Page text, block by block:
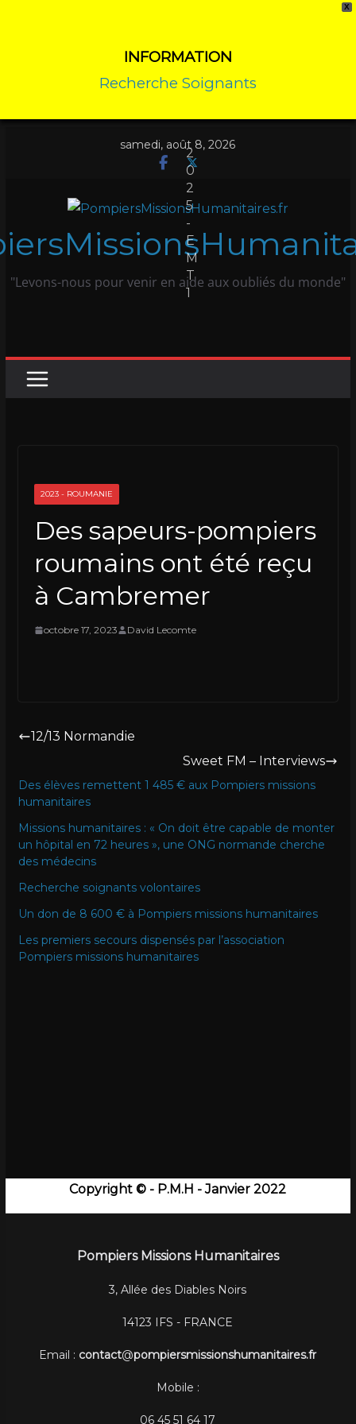
X
INFORMATION
Recherche Soignants
samedi, août 8, 2026
"Levons-nous pour venir en aide aux oubliés du monde"
2
0
2
5
-
E
M
T
1
2023 - ROUMANIE
Des sapeurs-pompiers
roumains ont été reçu
à Cambremer
octobre 17, 2023 David Lecomte
12/13 Normandie
Sweet FM – Interviews
Des élèves remettent 1 485 € aux Pompiers missions
humanitaires
Missions humanitaires : « On doit être capable de monter
un hôpital en 72 heures », une ONG normande cherche
des médecins
Recherche soignants volontaires
Un don de 8 600 € à Pompiers missions humanitaires
Les premiers secours dispensés par l’association
Pompiers missions humanitaires
Copyright © - P.M.H - Janvier 2022
Pompiers Missions Humanitaires
3, Allée des Diables Noirs
14123 IFS - FRANCE
Email : contact@pompiersmissionshumanitaires.fr
Mobile :
06 45 51 64 17